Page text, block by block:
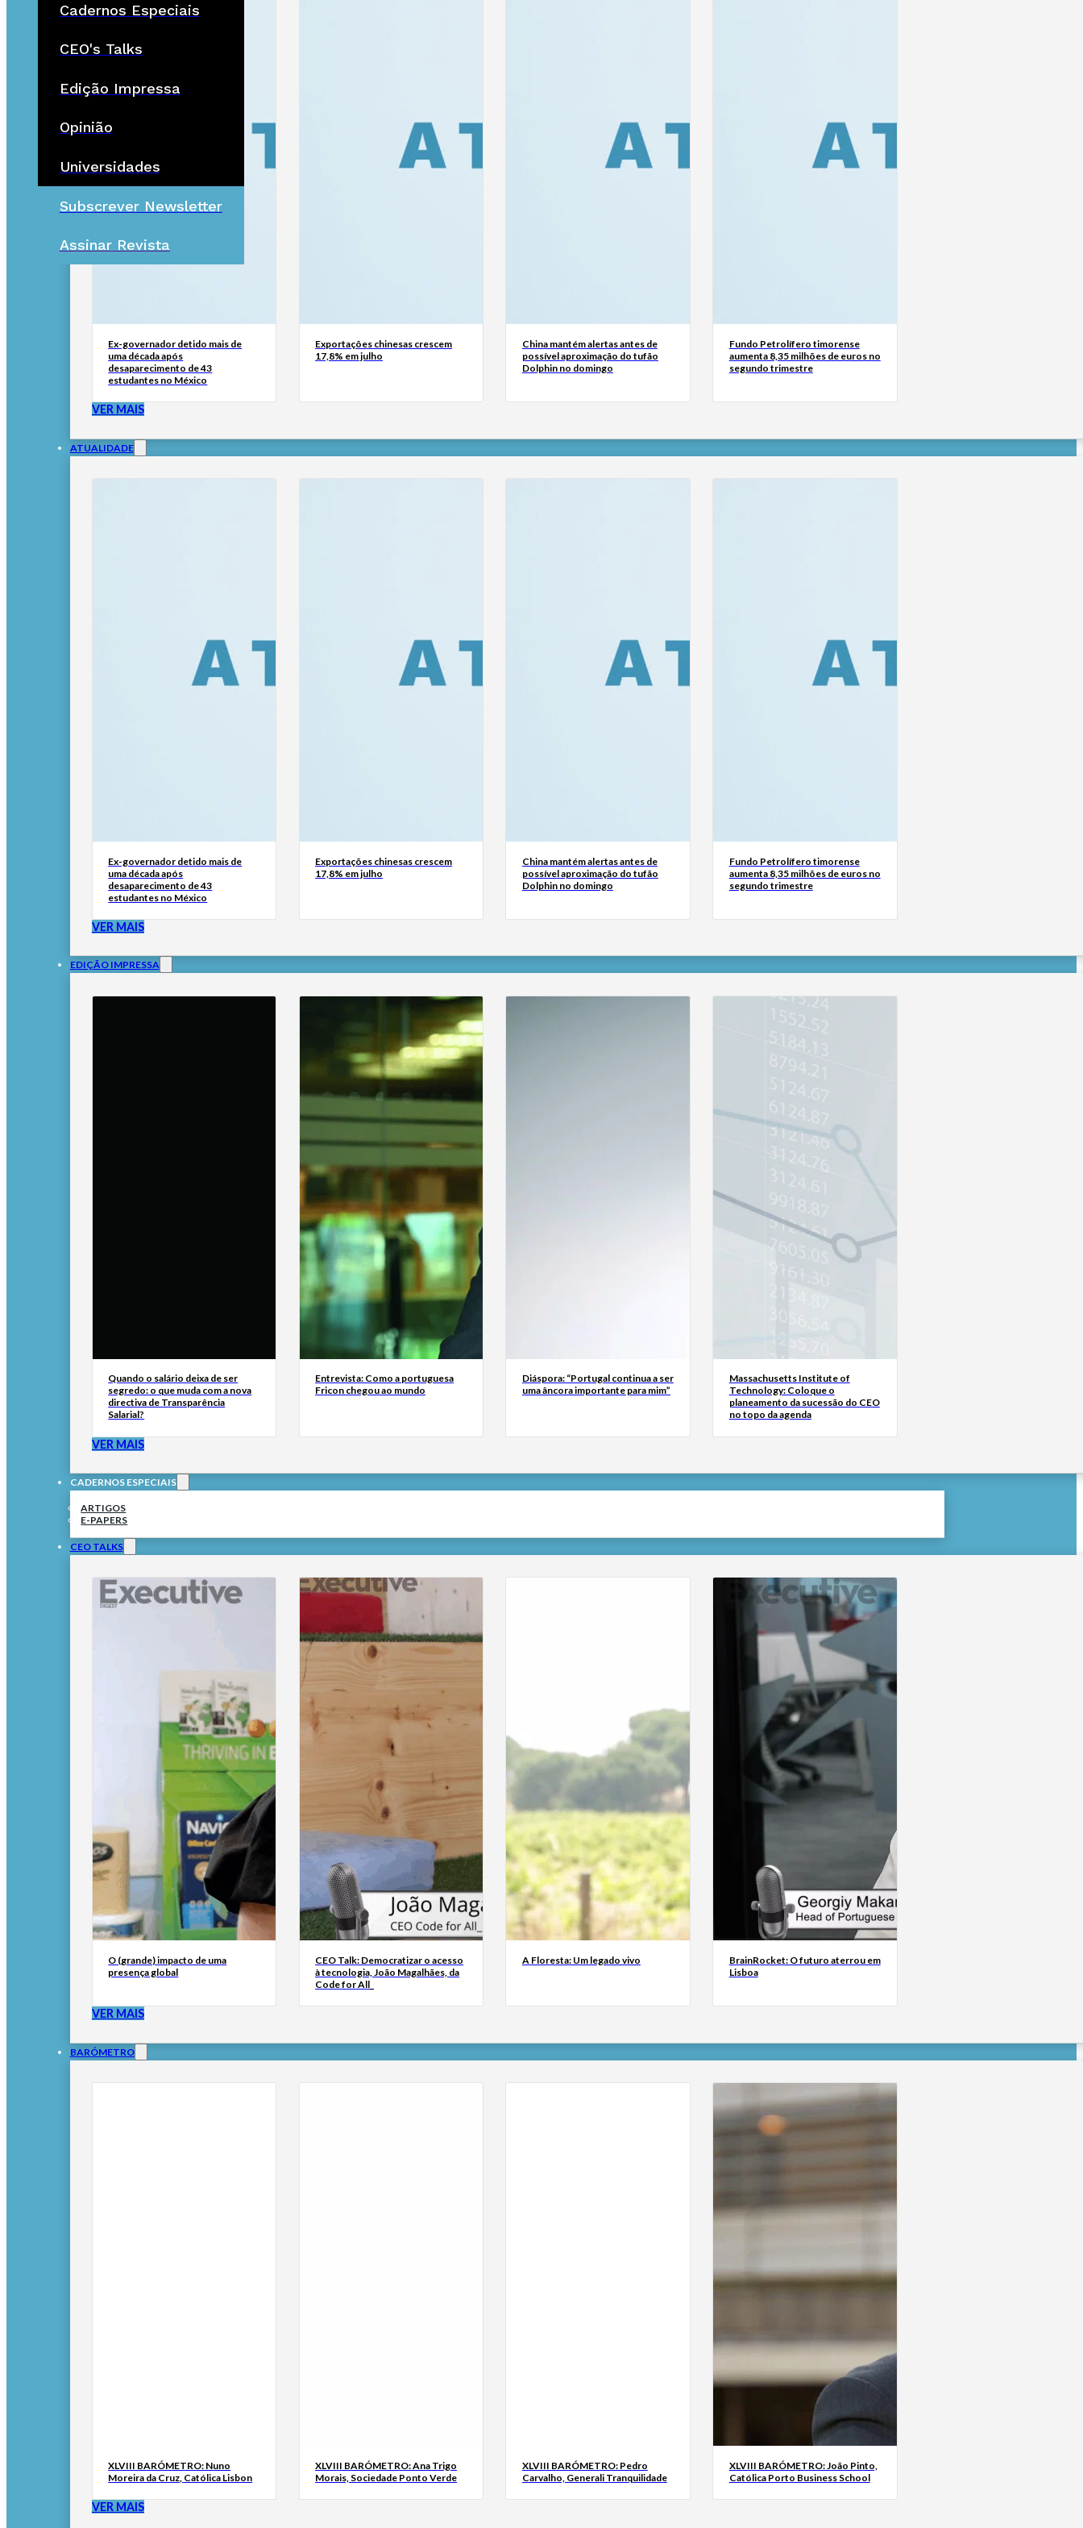
Cadernos Especiais
CEO's Talks
Edição Impressa
Opinião
Universidades
Subscrever Newsletter
Assinar Revista
Ex-governador detido mais de
uma década após
desaparecimento de 43
estudantes no México
Exportações chinesas crescem
17,8% em julho
China mantém alertas antes de
possível aproximação do tufão
Dolphin no domingo
Fundo Petrolífero timorense
aumenta 8,35 milhões de euros no
segundo trimestre
VER MAIS
ATUALIDADE
Ex-governador detido mais de
uma década após
desaparecimento de 43
estudantes no México
Exportações chinesas crescem
17,8% em julho
China mantém alertas antes de
possível aproximação do tufão
Dolphin no domingo
Fundo Petrolífero timorense
aumenta 8,35 milhões de euros no
segundo trimestre
VER MAIS
EDIÇÃO IMPRESSA
Quando o salário deixa de ser
segredo: o que muda com a nova
directiva de Transparência
Salarial?
Entrevista: Como a portuguesa
Fricon chegou ao mundo
Diáspora: “Portugal continua a ser
uma âncora importante para mim”
Massachusetts Institute of
Technology: Coloque o
planeamento da sucessão do CEO
no topo da agenda
VER MAIS
CADERNOS ESPECIAIS
ARTIGOS
E-PAPERS
CEO TALKS
O (grande) impacto de uma
presença global
CEO Talk: Democratizar o acesso
à tecnologia, João Magalhães, da
Code for All_
A Floresta: Um legado vivo
BrainRocket: O futuro aterrou em
Lisboa
VER MAIS
BARÓMETRO
XLVIII BARÓMETRO: Nuno
Moreira da Cruz, Católica Lisbon
XLVIII BARÓMETRO: Ana Trigo
Morais, Sociedade Ponto Verde
XLVIII BARÓMETRO: Pedro
Carvalho, Generali Tranquilidade
XLVIII BARÓMETRO: João Pinto,
Católica Porto Business School
VER MAIS